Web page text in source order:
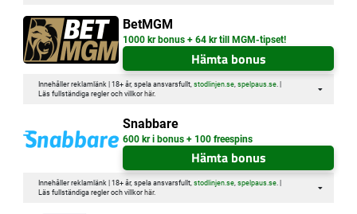
BetMGM
1000 kr bonus + 64 kr till MGM-tipset!
Hämta bonus
Innehåller reklamlänk | 18+ år, spela ansvarsfullt, stodlinjen.se, spelpaus.se. |
Läs fullständiga regler och villkor här.
Snabbare
600 kr i bonus + 100 freespins
Hämta bonus
Innehåller reklamlänk | 18+ år, spela ansvarsfullt, stodlinjen.se, spelpaus.se. |
Läs fullständiga regler och villkor här.